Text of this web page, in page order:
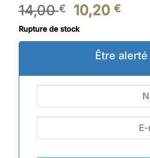
14,00€
Le
prix
initial
était :
14,00 €.
10,20 €Le
est :
Rupture de stock
Être